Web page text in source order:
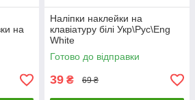
на
Наліпки наклейки на
клавіатуру білі Укр\Рус\Eng
White
Готово до відправки
39 ₴ 69 ₴